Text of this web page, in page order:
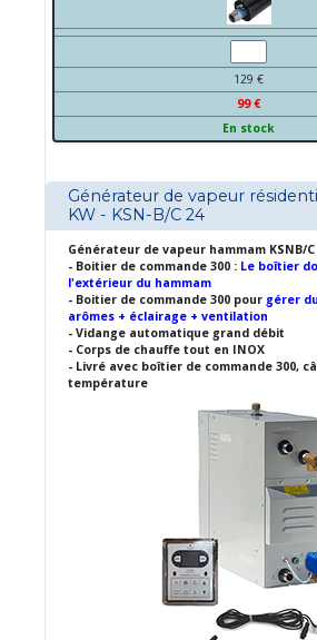
129 €
99 €
En stock
Générateur de vapeur
KW - KSN-B/C 24
Générateur de vapeur hammam KSNB/C
- Boitier de commande 300 : Le boîtier
l'extérieur du hammam
- Boitier de commande 300 pourgérer
arômes + éclairage + ventilation
- Vidange automatique grand débit
- Corps de chauffe tout en INOX
- Livré avec boîtier de commande 300,
température